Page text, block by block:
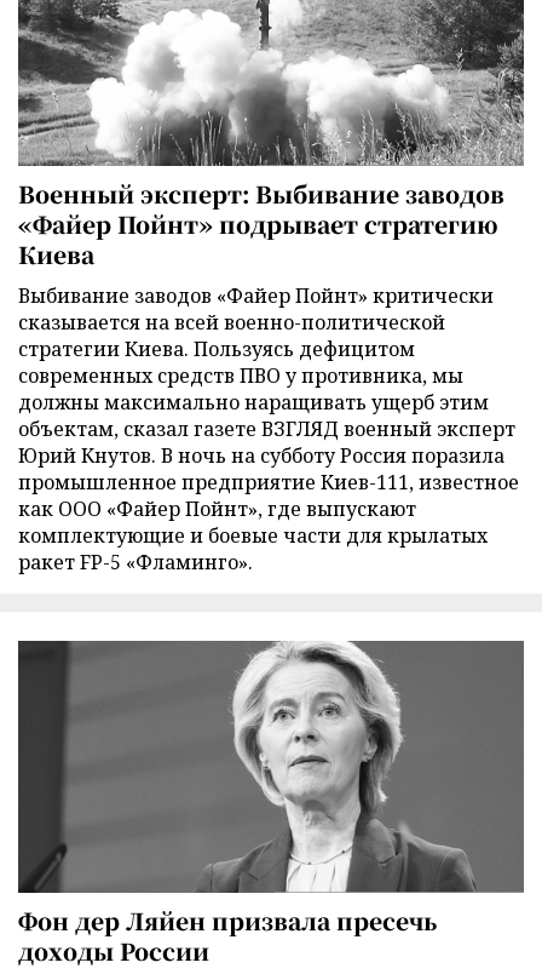
Военный эксперт: Выбивание заводов
«Файер Пойнт» подрывает стратегию
Киева
Выбивание заводов «Файер Пойнт» критически
сказывается на всей военно-политической
стратегии Киева. Пользуясь дефицитом
современных средств ПВО у противника, мы
должны максимально наращивать ущерб этим
объектам, сказал газете ВЗГЛЯД военный эксперт
Юрий Кнутов. В ночь на субботу Россия поразила
промышленное предприятие Киев-111, известное
как ООО «Файер Пойнт», где выпускают
комплектующие и боевые части для крылатых
ракет FP-5 «Фламинго».
Фон дер Ляйен призвала пресечь
доходы России